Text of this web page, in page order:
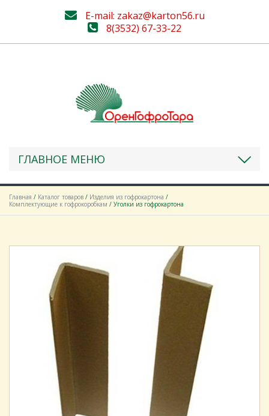
E-mail: zakaz@karton56.ru
8(3532) 67-33-22
ГЛАВНОЕ МЕНЮ
Главная / Каталог товаров / Изделия из гофрокартона /
Комплектующие к гофрокоробкам / Уголки из гофрокартона